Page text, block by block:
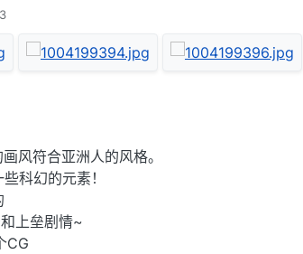
风符合亚洲人的风格。
科幻的元素！
上垒剧情~
CG